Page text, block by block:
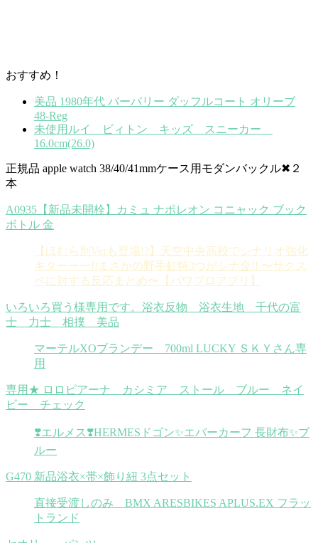
おすすめ！
美品 1980年代 バーバリー ダッフルコート オリーブ
48-Reg
未使用ルイ ビィトン キッズ スニーカー
16.0cm(26.0)
正規品 apple watch 38/40/41mmケース用モダンバックル✖２
本
A0935【新品未開栓】カミュ ナポレオン コニャック ブック
ボトル 金
【ほむら別Verも登場!?】天空中央高校でシナリオ強化
キターーー!!まさかの野手虹特3つがシナ金!! 〜サクス
ペに対する反応まとめ〜【パワプロアプリ】
いろいろ買う様専用です。浴衣反物 浴衣生地 千代の富
士 力士 相撲 美品
マーテルXOブランデー 700ml LUCKY ＳＫＹさん専
用
専用★ ロロピアーナ カシミア ストール ブルー ネイ
ビー チェック
❣️エルメス❣️HERMESドゴン✨エバーカーフ 長財布✨ブ
ルー
G470 新品浴衣×帯×飾り紐 3点セット
直接受渡しのみ BMX ARESBIKES APLUS.EX フラッ
トランド